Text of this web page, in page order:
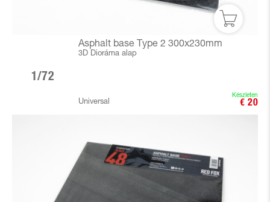
1/72
Asphalt base Type 2 300x230mm
3D Dioráma alap
Universal
Készleten
€ 20